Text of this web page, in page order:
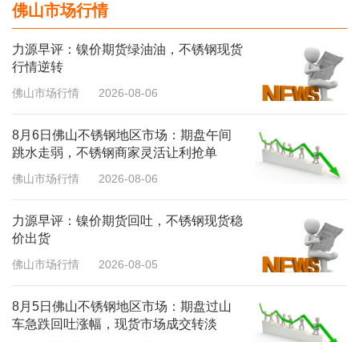
佛山市场行情
力源早评：镍价期货绿油油，不锈钢现货
行情逆转
佛山市场行情 2026-08-06
8月6日佛山不锈钢地区市场：期盘午间
跳水走弱，不锈钢商家灵活让利抢单
佛山市场行情 2026-08-06
力源早评：镍价期货回吐，不锈钢现货稳
价出货
佛山市场行情 2026-08-05
8月5日佛山不锈钢地区市场：期盘过山
车急跌回吐涨幅，现货市场成交转淡